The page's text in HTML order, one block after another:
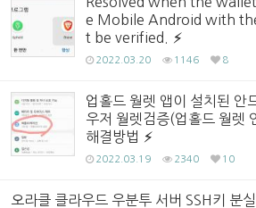
e Mobile Android with
t be verified.
2022.03.20 1146 8
업홀드 월렛 앱이 설치된 안
우저 월렛검증(업홀드 월렛
해결방법
2022.03.19 2340 10
오라클 클라우드 우분투 서버 SSH키 분